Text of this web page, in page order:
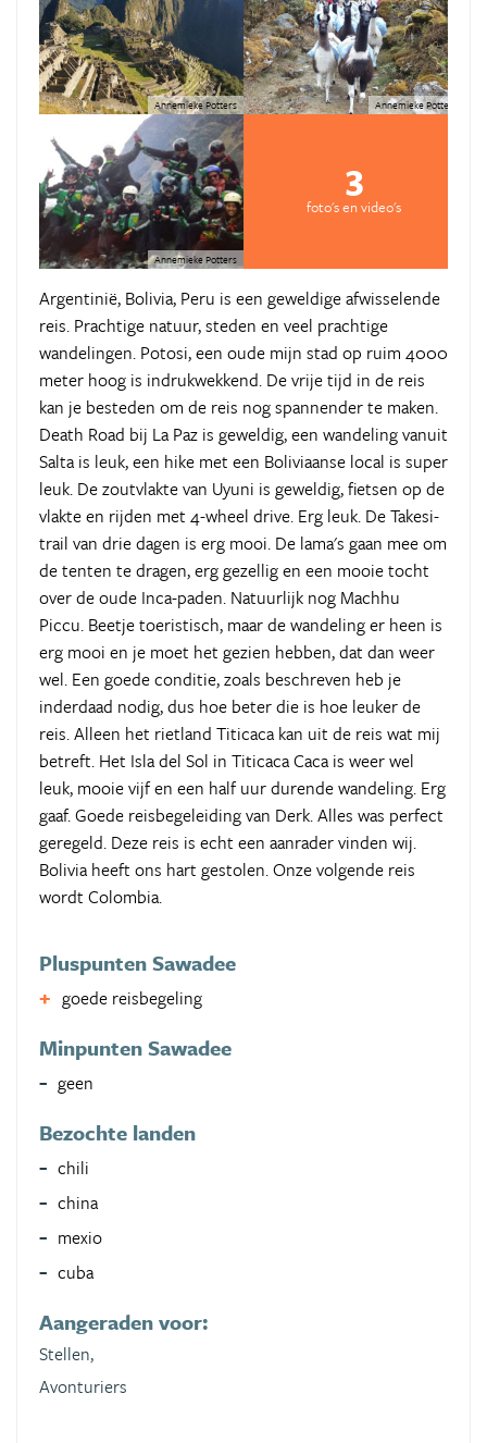
Annemieke Potters Annemieke Potters
Annemieke Potters
3
foto's en video's
Argentinië, Bolivia, Peru is een geweldige afwisselende
reis. Prachtige natuur, steden en veel prachtige
wandelingen. Potosi, een oude mijn stad op ruim 4000
meter hoog is indrukwekkend. De vrije tijd in de reis
kan je besteden om de reis nog spannender te maken.
Death Road bij La Paz is geweldig, een wandeling vanuit
Salta is leuk, een hike met een Boliviaanse local is super
leuk. De zoutvlakte van Uyuni is geweldig, fietsen op de
vlakte en rijden met 4-wheel drive. Erg leuk. De Takesi-
trail van drie dagen is erg mooi. De lama's gaan mee om
de tenten te dragen, erg gezellig en een mooie tocht
over de oude Inca-paden. Natuurlijk nog Machhu
Piccu. Beetje toeristisch, maar de wandeling er heen is
erg mooi en je moet het gezien hebben, dat dan weer
wel. Een goede conditie, zoals beschreven heb je
inderdaad nodig, dus hoe beter die is hoe leuker de
reis. Alleen het rietland Titicaca kan uit de reis wat mij
betreft. Het Isla del Sol in Titicaca Caca is weer wel
leuk, mooie vijf en een half uur durende wandeling. Erg
gaaf. Goede reisbegeleiding van Derk. Alles was perfect
geregeld. Deze reis is echt een aanrader vinden wij.
Bolivia heeft ons hart gestolen. Onze volgende reis
wordt Colombia.
Pluspunten Sawadee
goede reisbegeling
Minpunten Sawadee
geen
Bezochte landen
chili
china
mexio
cuba
Aangeraden voor:
Stellen,
Avonturiers